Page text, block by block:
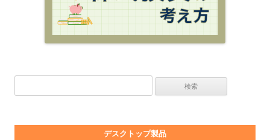
デスクトップ製品